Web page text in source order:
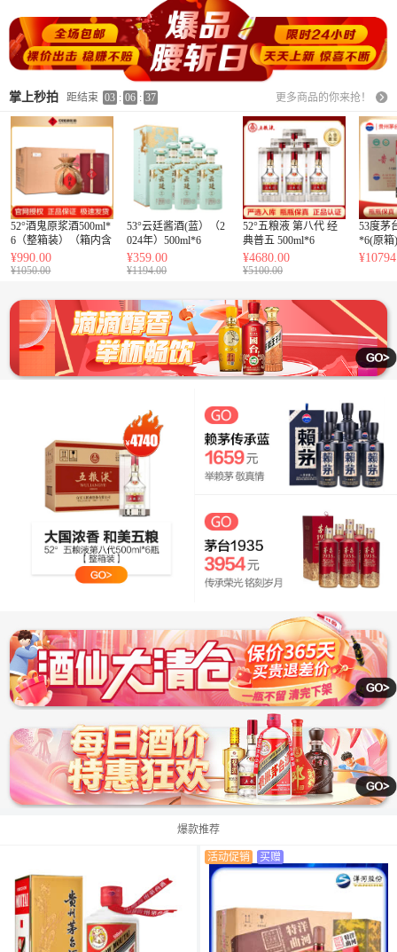
掌上秒拍 距结束 03 : 06 : 35 更多商品的你来抢！
52°酒鬼原浆酒500ml*
6（整箱装）（箱内含
3个原厂手提袋）
¥990.00
¥1050.00
53°云廷酱酒(蓝）（2
024年）500ml*6
¥359.00
¥1194.00
52°五粮液 第八代 经
典普五 500ml*6
¥4680.00
¥5100.00
53度茅
*6(原箱)
爆款推荐
活动促销 买赠